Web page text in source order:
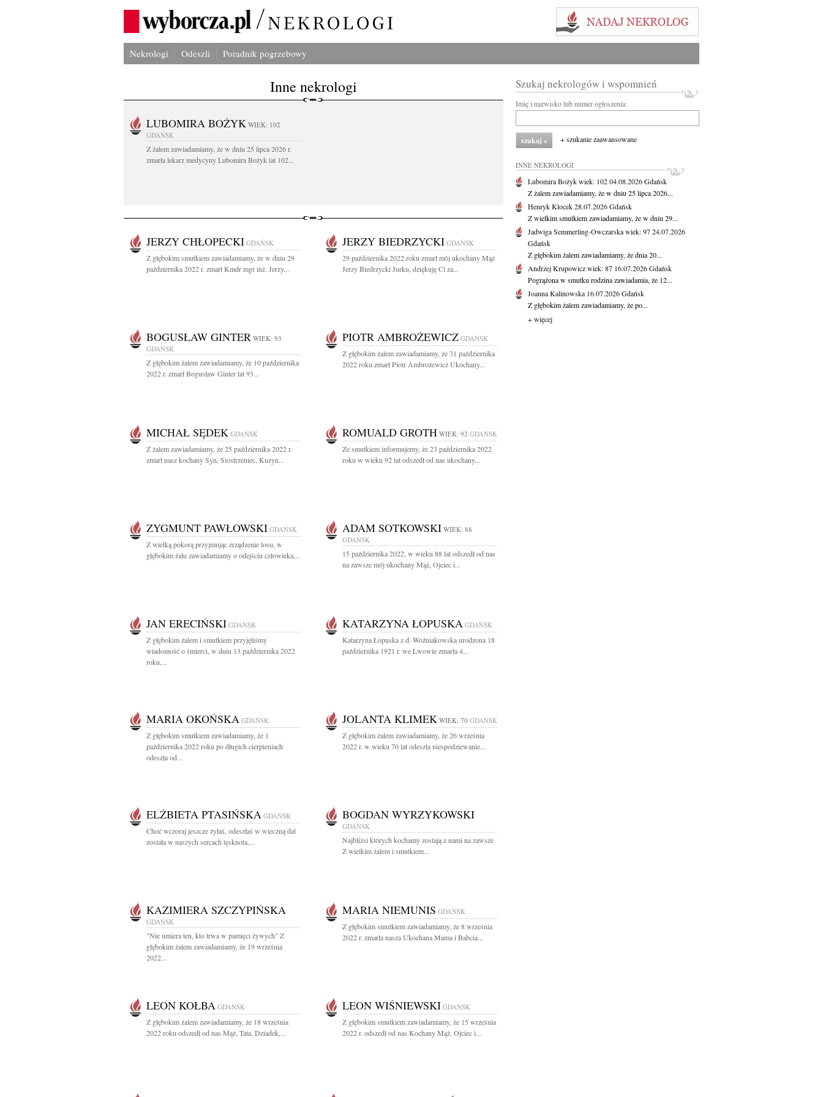
Nekrologi Odeszli Poradnik pogrzebowy
Inne nekrologi
LUBOMIRA BOŻYK WIEK: 102
GDAŃSK
Z żalem zawiadamiamy, że w dniu 25 lipca 2026 r.
zmarła lekarz medycyny Lubomira Bożyk lat 102...
JERZY CHŁOPECKI GDAŃSK
Z głębokim smutkiem zawiadamiamy, że w dniu 29
października 2022 r. zmarł Kmdr mgr inż. Jerzy...
JERZY BIEDRZYCKI GDAŃSK
29 października 2022 roku zmarł mój ukochany Mąż
Jerzy Biedrzycki Jurku, dziękuję Ci za...
BOGUSŁAW GINTER WIEK: 93
GDAŃSK
Z głębokim żalem zawiadamiamy, że 10 października
2022 r. zmarł Bogusław Ginter lat 93...
PIOTR AMBROŻEWICZ GDAŃSK
Z głębokim żalem zawiadamiamy, że 31 października
2022 roku zmarł Piotr Ambrożewicz Ukochany...
MICHAŁ SĘDEK GDAŃSK
Z żalem zawiadamiamy, że 25 października 2022 r.
zmarł nasz kochany Syn, Siostrzeniec, Kuzyn...
ROMUALD GROTH WIEK: 92 GDAŃSK
Ze smutkiem informujemy, że 23 października 2022
roku w wieku 92 lat odszedł od nas ukochany...
ZYGMUNT PAWŁOWSKI GDAŃSK
Z wielką pokorą przyjmując zrządzenie losu, w
głębokim żalu zawiadamiamy o odejściu człowieka,...
ADAM SOTKOWSKI WIEK: 88
GDAŃSK
15 października 2022, w wieku 88 lat odszedł od nas
na zawsze mój ukochany Mąż, Ojciec i...
JAN ERECIŃSKI GDAŃSK
Z głębokim żalem i smutkiem przyjęliśmy
wiadomość o śmierci, w dniu 13 października 2022
roku,...
KATARZYNA ŁOPUSKA GDAŃSK
Katarzyna Łopuska z d. Woźniakowska urodzona 18
października 1921 r. we Lwowie zmarła 4...
MARIA OKOŃSKA GDAŃSK
Z głębokim smutkiem zawiadamiamy, że 1
października 2022 roku po długich cierpieniach
odeszła od...
JOLANTA KLIMEK WIEK: 70 GDAŃSK
Z głębokim żalem zawiadamiamy, że 26 września
2022 r. w wieku 70 lat odeszła niespodziewanie...
ELŻBIETA PTASIŃSKA GDAŃSK
Choć wczoraj jeszcze żyłaś, odeszłaś w wieczną dal
została w naszych sercach tęsknota,...
BOGDAN WYRZYKOWSKI
GDAŃSK
Najbliżsi których kochamy zostają z nami na zawsze
Z wielkim żalem i smutkiem...
KAZIMIERA SZCZYPIŃSKA
GDAŃSK
"Nie umiera ten, kto trwa w pamięci żywych" Z
głębokim żalem zawiadamiamy, że 19 września
2022...
MARIA NIEMUNIS GDAŃSK
Z głębokim smutkiem zawiadamiamy, że 8 września
2022 r. zmarła nasza Ukochana Mama i Babcia...
LEON KOŁBA GDAŃSK
Z głębokim żalem zawiadamiamy, że 18 września
2022 roku odszedł od nas Mąż, Tata, Dziadek,...
LEON WIŚNIEWSKI GDAŃSK
Z głębokim smutkiem zawiadamiamy, że 15 września
2022 r. odszedł od nas Kochany Mąż, Ojciec i...
Szukaj nekrologów i wspomnień
Imię i nazwisko lub numer ogłoszenia:
+ szukanie zaawansowane
INNE NEKROLOGI
Lubomira Bożykwiek: 10204.08.2026Gdańsk
Z żalem zawiadamiamy, że w dniu 25 lipca 2026...
Henryk Klocek28.07.2026Gdańsk
Z wielkim smutkiem zawiadamiamy, że w dniu 29...
Jadwiga Semmerling-Owczarskawiek: 9724.07.2026
Gdańsk
Z głębokim żalem zawiadamiamy, że dnia 20...
Andrzej Krupowiczwiek: 87 16.07.2026Gdańsk
Pogrążona w smutku rodzina zawiadamia, że 12...
Joanna Kalinowska 16.07.2026Gdańsk
Z głębokim żalem zawiadamiamy, że po...
+ więcej